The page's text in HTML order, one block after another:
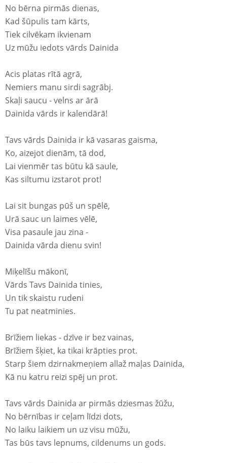
No bērna pirmās dienas,
Kad šūpulis tam kārts,
Tiek cilvēkam ikvienam
Uz mūžu iedots vārds Dainida
Acis platas rītā agrā,
Nemiers manu sirdi sagrābj.
Skaļi saucu - velns ar ārā
Dainida vārds ir kalendārā!
Tavs vārds Dainida ir kā vasaras gaisma,
Ko, aizejot dienām, tā dod,
Lai vienmēr tas būtu kā saule,
Kas siltumu izstarot prot!
Lai sit bungas pūš un spēlē,
Urā sauc un laimes vēlē,
Visa pasaule jau zina -
Dainida vārda dienu svin!
Miķelīšu mākonī,
Vārds Tavs Dainida tinies,
Un tik skaistu rudeni
Tu pat neatminies.
Brīžiem liekas - dzīve ir bez vainas,
Brīžiem šķiet, ka tikai krāpties prot.
Starp šiem dzirnakmeņiem allaž maļas Dainida,
Kā nu katru reizi spēj un prot.
Tavs vārds Dainida ar pirmās dziesmas žūžu,
No bērnības ir ceļam līdzi dots,
No laiku laikiem un uz visu mūžu,
Tas būs tavs lepnums, cildenums un gods.